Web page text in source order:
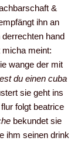
&
ihn an
hand
meint:
wange der mit
du einen cuba
sie geht ins
folgt beatrice
bekundet sie
ihm seinen drink